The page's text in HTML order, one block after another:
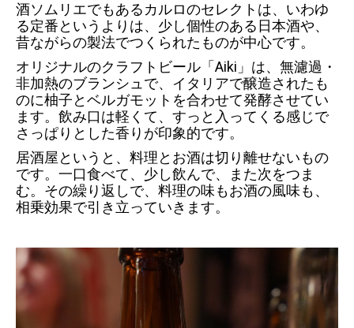
酒ソムリエでもあるカルロのセレクトは、いわゆ
る定番というよりは、少し個性のある日本酒や、
昔ながらの製法でつくられたものが中心です。
オリジナルのクラフトビール「Aiki」は、無濾過・
非加熱のブランシュで、イタリアで醸造されたも
のに柚子とベルガモットを合わせて発酵させてい
ます。飲み口は軽くて、すっと入ってくる感じで
さっぱりとした香りが印象的です。
居酒屋というと、料理とお酒は切り離せないもの
です。一口食べて、少し飲んで、また次をつま
む。その繰り返しで、料理の味もお酒の風味も、
相乗効果で引き立っていきます。